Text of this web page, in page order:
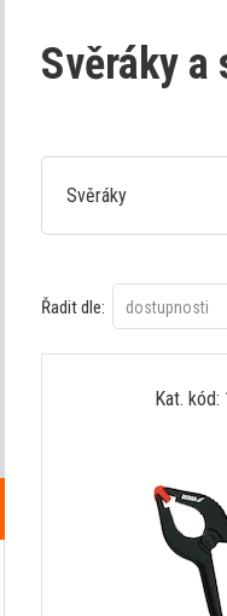
Svěráky a
Svěráky
Řadit dle:
Kat. kód: